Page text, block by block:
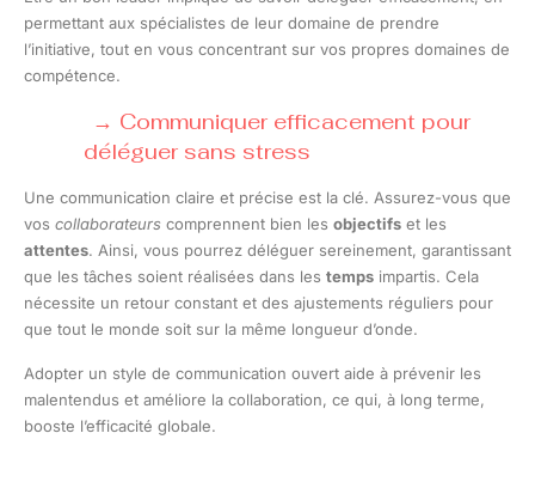
permettant aux spécialistes de leur domaine de prendre
l’initiative, tout en vous concentrant sur vos propres domaines de
compétence.
Communiquer efficacement pour
déléguer sans stress
Une communication claire et précise est la clé. Assurez-vous que
vos collaborateurs comprennent bien les objectifs et les
attentes. Ainsi, vous pourrez déléguer sereinement, garantissant
que les tâches soient réalisées dans les temps impartis. Cela
nécessite un retour constant et des ajustements réguliers pour
que tout le monde soit sur la même longueur d’onde.
Adopter un style de communication ouvert aide à prévenir les
malentendus et améliore la collaboration, ce qui, à long terme,
booste l’efficacité globale.